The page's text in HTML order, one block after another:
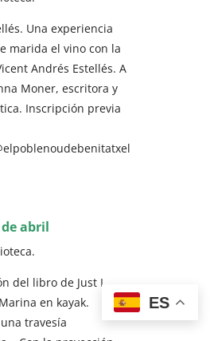
Una experiencia
marida el vino con la
Andrés Estellés. A
Moner, escritora y
Inscripción previa
de abril
del libro de Just I.
en kayak.
travesía
ES